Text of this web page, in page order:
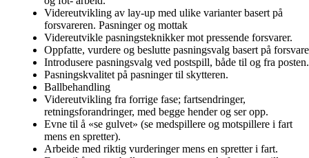
Videreutvikling av lay-up med ulike varianter basert på
forsvareren. Pasninger og mottak
Videreutvikle pasningsteknikker mot pressende forsvarer.
Oppfatte, vurdere og beslutte pasningsvalg basert på
Introdusere pasningsvalg ved postspill, både til og fra posten.
Pasningskvalitet på pasninger til skytteren.
Ballbehandling
Videreutvikling fra forrige fase; fartsendringer,
retningsforandringer, med begge hender og ser opp.
Evne til å «se gulvet» (se medspillere og motspillere i fart
mens en spretter).
Arbeide med riktig vurderinger mens en spretter i fart.